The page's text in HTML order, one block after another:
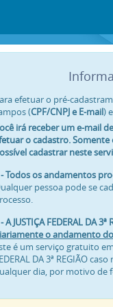
efetuar o pré-
(CPF/CNPJ e E-mail)
irá receber um e-mail
o cadastro.
cadastrar neste
Todos os andamentos
pessoa pode se
A JUSTIÇA FEDERAL DA 3ª
o andamento
é um serviço gratuito
DA 3ª REGIÃO
dia, por motivo de